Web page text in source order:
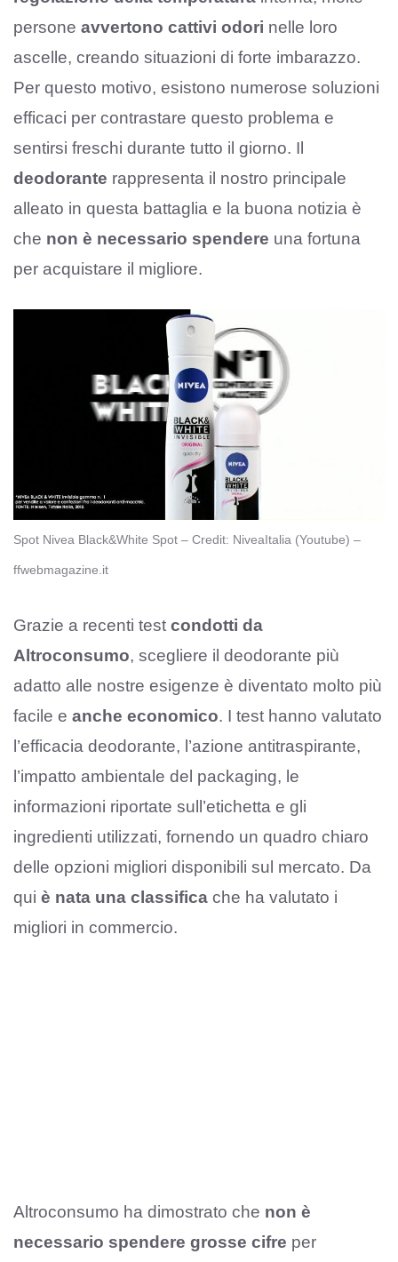
persone avvertono cattivi odori nelle loro
ascelle, creando situazioni di forte imbarazzo.
Per questo motivo, esistono numerose soluzioni
efficaci per contrastare questo problema e
sentirsi freschi durante tutto il giorno. Il
deodorante rappresenta il nostro principale
alleato in questa battaglia e la buona notizia è
che non è necessario spendere una fortuna
per acquistare il migliore.
Spot Nivea Black&White Spot – Credit: NiveaItalia (Youtube) –
ffwebmagazine.it
Grazie a recenti test condotti da
Altroconsumo, scegliere il deodorante più
adatto alle nostre esigenze è diventato molto più
facile e anche economico. I test hanno valutato
l’efficacia deodorante, l’azione antitraspirante,
l’impatto ambientale del packaging, le
informazioni riportate sull’etichetta e gli
ingredienti utilizzati, fornendo un quadro chiaro
delle opzioni migliori disponibili sul mercato. Da
qui è nata una classifica che ha valutato i
migliori in commercio.
Altroconsumo ha dimostrato che non è
necessario spendere grosse cifre per